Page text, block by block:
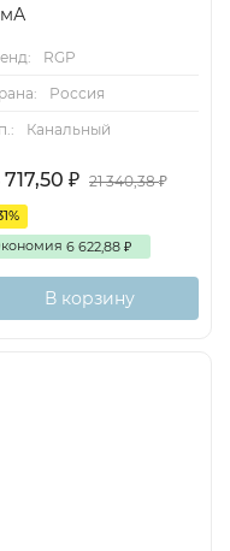
RGP
Россия
Канальный
717,50 ₽ 21 340,38₽
6 622,88 ₽
В корзину